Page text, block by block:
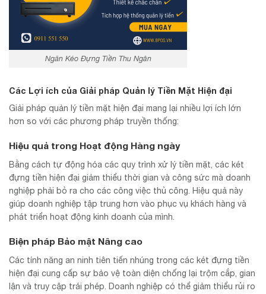
Ngăn Kéo Đựng Tiền Thu Ngân
Các Lợi ích của Giải pháp Quản lý Tiền Mặt Hiện đại
Giải pháp quản lý tiền mặt hiện đại mang lại nhiều lợi ích lớn
hơn so với các phương pháp truyền thống:
Hiệu quả trong Hoạt động Hàng ngày
Bằng cách tự động hóa các quy trình xử lý tiền mặt, các két
đựng tiền hiện đại giảm thiểu thời gian và công sức mà doanh
nghiệp phải bỏ ra cho các công việc thủ công. Hiệu quả này
giúp doanh nghiệp tập trung hơn vào phục vụ khách hàng và
phát triển hoạt động kinh doanh của mình.
Biện pháp Bảo mật Nâng cao
Các tính năng an ninh tiên tiến nhúng trong các két đựng tiền
hiện đại cung cấp sự bảo vệ toàn diện chống lại trộm cắp, gian
lận và truy cập trái phép. Doanh nghiệp có thể giảm thiểu rủi ro